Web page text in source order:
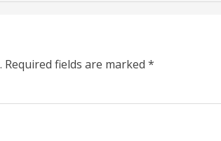
Required fields are marked *